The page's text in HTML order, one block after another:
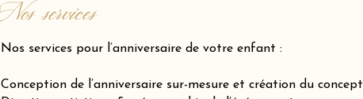
Nos services
Nos services pour l’anniversaire de votre enfant :
Conception de l’anniversaire sur-mesure et création du concept